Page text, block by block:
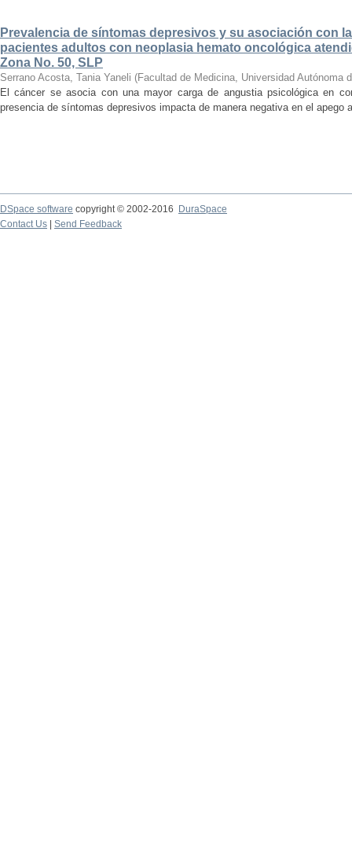
Prevalencia de síntomas depresivos y su asociación con
pacientes adultos con neoplasia hemato oncológica
Zona No. 50, SLP
Serrano Acosta, Tania Yaneli (Facultad de Medicina, Universidad Autónoma
El cáncer se asocia con una mayor carga de angustia psicológica en
presencia de síntomas depresivos impacta de manera negativa en el
DSpace software copyright © 2002-2016
DuraSpace
Contact Us
Send Feedback